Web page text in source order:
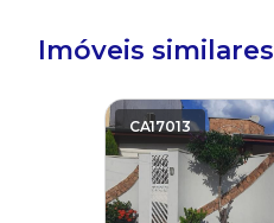
Imóveis similares
CA17013